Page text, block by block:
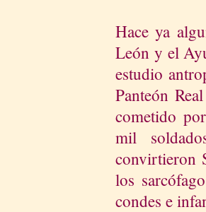
Hace ya
León y el
estudio
Panteón
cometido
mil
convirtieron
los
condes e